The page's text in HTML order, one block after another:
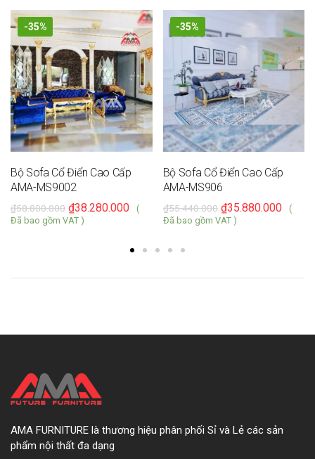
-35%
Bộ Sofa Cổ Điển Cao Cấp
AMA-MS9002
58.800.000
₫ 38.280.000
₫
(
Đã bao gồm VAT )
-35%
Bộ Sofa Cổ Điển Cao Cấp
AMA-MS906
55.440.000
₫ 35.880.000
₫
(
Đã bao gồm VAT )
AMA FURNITURE là thương hiệu phân phối Sỉ và Lẻ các sản
phẩm nội thất đa dạng